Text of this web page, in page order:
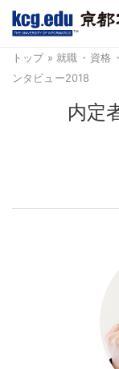
TM
トップ» 就職 ・ 資格 ・
ンタビュー2018
内定